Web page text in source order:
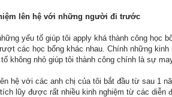
lên hệ với những người đi trước
yếu tố giúp tôi apply khá thành công học
các học bổng khác nhau. Chính những
không nhỏ giúp tôi thành công chính là sự
hệ với các anh chị của tôi bắt đầu từ sau 1
lũy được rất nhiều kinh nghiệm từ các diễn